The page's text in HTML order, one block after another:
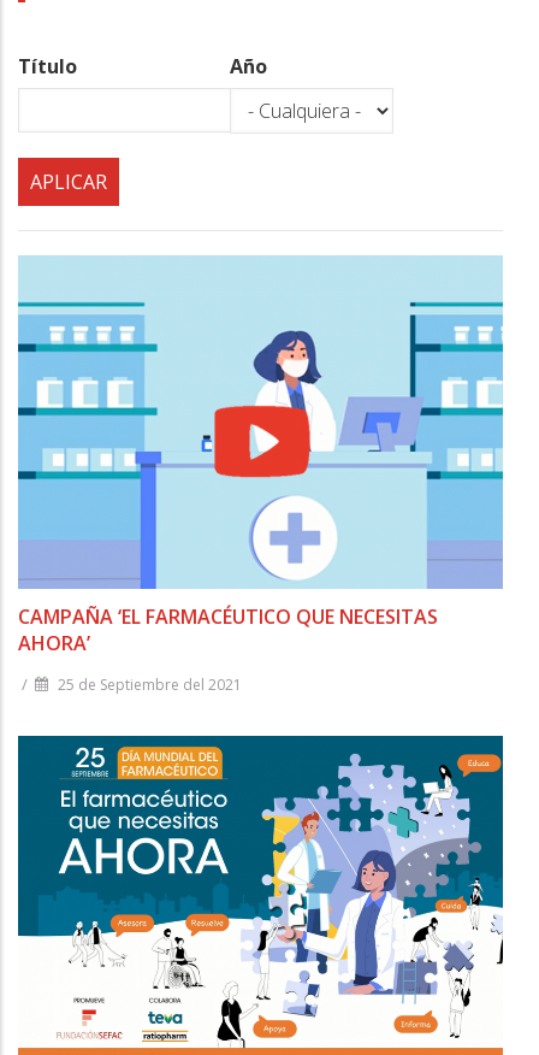
la
navegación
Título Año
CAMPAÑA ‘EL FARMACÉUTICO QUE NECESITAS
AHORA’
/ 25 de Septiembre del 2021